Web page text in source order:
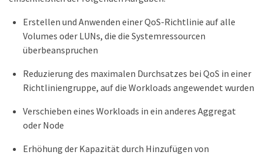
Erstellen und Anwenden einer QoS-Richtlinie auf alle
Volumes oder LUNs, die die Systemressourcen
überbeanspruchen
Reduzierung des maximalen Durchsatzes bei QoS in einer
Richtliniengruppe, auf die Workloads angewendet wurden
Verschieben eines Workloads in ein anderes Aggregat
oder Node
Erhöhung der Kapazität durch Hinzufügen von